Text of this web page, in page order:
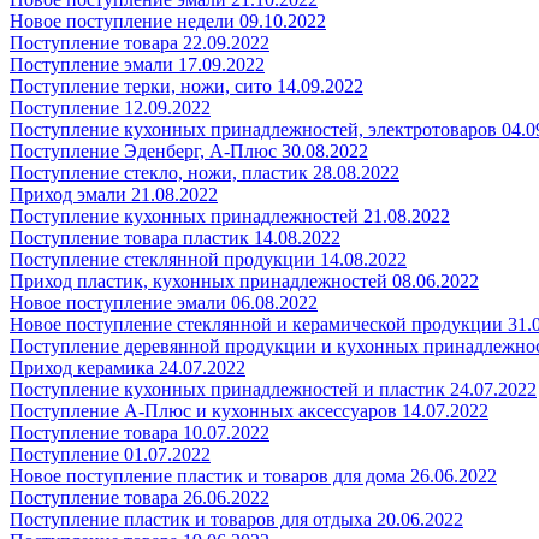
Новое поступление недели 09.10.2022
Поступление товара 22.09.2022
Поступление эмали 17.09.2022
Поступление терки, ножи, сито 14.09.2022
Поступление 12.09.2022
Поступление кухонных принадлежностей, электротоваров
Поступление Эденберг, А-Плюс 30.08.2022
Поступление стекло, ножи, пластик 28.08.2022
Приход эмали 21.08.2022
Поступление кухонных принадлежностей 21.08.2022
Поступление товара пластик 14.08.2022
Поступление стеклянной продукции 14.08.2022
Приход пластик, кухонных принадлежностей 08.06.2022
Новое поступление эмали 06.08.2022
Новое поступление стеклянной и керамической продукции
Поступление деревянной продукции и кухонных
Приход керамика 24.07.2022
Поступление кухонных принадлежностей и пластик 24.07.2022
Поступление А-Плюс и кухонных аксессуаров 14.07.2022
Поступление товара 10.07.2022
Поступление 01.07.2022
Новое поступление пластик и товаров для дома 26.06.2022
Поступление товара 26.06.2022
Поступление пластик и товаров для отдыха 20.06.2022